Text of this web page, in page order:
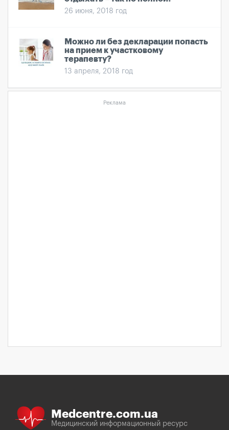
26 июня, 2018 год
Можно ли без декларации попасть
на прием к участковому
терапевту?
13 апреля, 2018 год
Реклама
Medcentre.com.ua
Медицинский информационный ресурс